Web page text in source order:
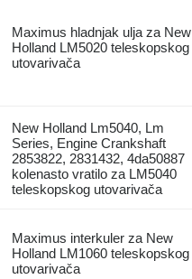
Maximus hladnjak ulja za New
Holland LM5020 teleskopskog
utovarivačа
New Holland Lm5040, Lm
Series, Engine Crankshaft
2853822, 2831432, 4da50887
kolenasto vratilo za LM5040
teleskopskog utovarivačа
Maximus interkuler za New
Holland LM1060 teleskopskog
utovarivačа